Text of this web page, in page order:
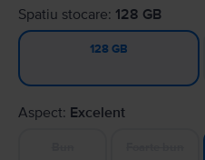
Spatiu stocare: 128 GB
128 GB
Aspect: Excelent